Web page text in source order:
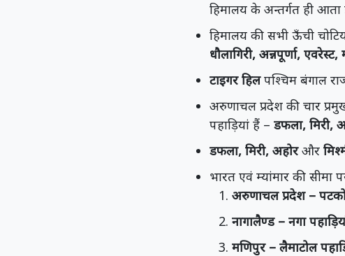
हिमालय के अन्तर्गत ही
हिमालय की सभी ऊँची
धौलागिरी, अन्नपूर्णा,
टाइगर हिलपश्चिम बंगाल
अरुणाचल प्रदेश की चार
पहाड़ियां हैं – डफला, मिरी,
डफला, मिरी, अहोरऔर
भारत एवं म्यांमार की सीमा
अरुणाचल प्रदेश –
नागालैण्ड – नगा
मणिपुर – लैमाटोल